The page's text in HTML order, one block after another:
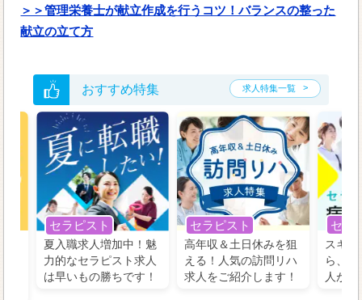
＞＞管理栄養士が献立作成を行うコツ！バランスの整った
献立の立て方
おすすめ特集 求人特集一覧
セラピスト
夏入職求人増加中！魅
力的なセラピスト求人
は早いもの勝ちです！
セラピスト
高年収＆土日休みを狙
える！人気の訪問リハ
求人をご紹介します！
セラ
スキ
ら、
人が